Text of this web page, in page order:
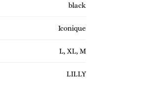
black
Iconique
L, XL, M
LILLY